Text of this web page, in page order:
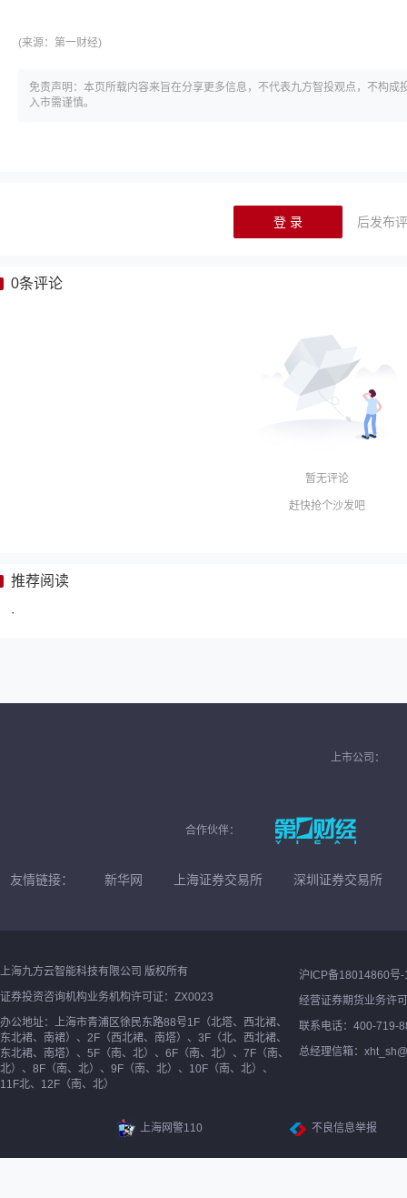
(来源： 第一财经)
免责声明：本页所载内容来旨在分享更多信息，不代表九方智投观点，不构
入市需谨慎。
登 录 后发布
0条评论
暂无评论
赶快抢个沙发吧
推荐阅读
·
上市公司：
合作伙伴：
友情链接： 新华网 上海证券交易所 深圳证券交易所
上海九方云智能科技有限公司 版权所有
证券投资咨询机构业务机构许可证：ZX0023
办公地址：上海市青浦区徐民东路88号1F（北塔、西北裙、
东北裙、南裙）、2F（西北裙、南塔）、3F（北、西北裙、
东北裙、南塔）、5F（南、北）、6F（南、北）、7F（南、
北）、8F（南、北）、9F（南、北）、10F（南、北）、
11F北、12F（南、北）
沪ICP备18014860号-
经营证券期货业务许
联系电话：400-719-
总经理信箱：
上海网警110 不良信息举报